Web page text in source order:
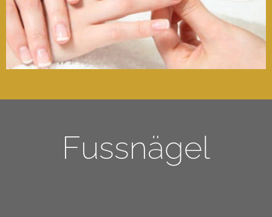
Fussnägel